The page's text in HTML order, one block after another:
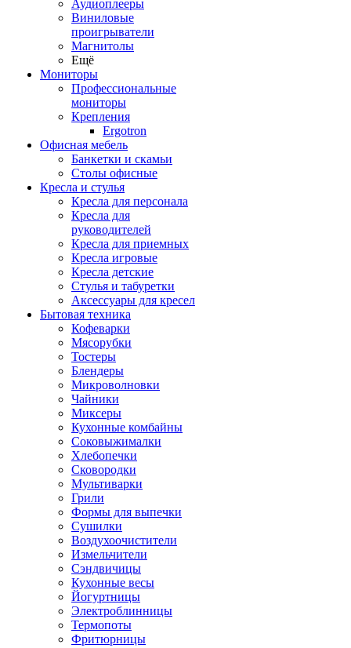
Аудиоплееры
Виниловые
проигрыватели
Магнитолы
Ещё
Мониторы
Профессиональные
мониторы
Крепления
Ergotron
Офисная мебель
Банкетки и скамьи
Столы офисные
Кресла и стулья
Кресла для персонала
Кресла для
руководителей
Кресла для приемных
Кресла игровые
Кресла детские
Стулья и табуретки
Аксессуары для кресел
Бытовая техника
Кофеварки
Мясорубки
Тостеры
Блендеры
Микроволновки
Чайники
Миксеры
Кухонные комбайны
Соковыжималки
Хлебопечки
Сковородки
Мультиварки
Грили
Формы для выпечки
Сушилки
Воздухоочистители
Измельчители
Сэндвичицы
Кухонные весы
Йогуртницы
Электроблинницы
Термопоты
Фритюрницы